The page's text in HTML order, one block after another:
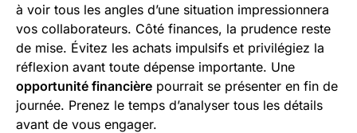
à voir tous les angles d’une situation impressionnera
vos collaborateurs. Côté finances, la prudence reste
de mise. Évitez les achats impulsifs et privilégiez la
réflexion avant toute dépense importante. Une
opportunité financière pourrait se présenter en fin de
journée. Prenez le temps d’analyser tous les détails
avant de vous engager.